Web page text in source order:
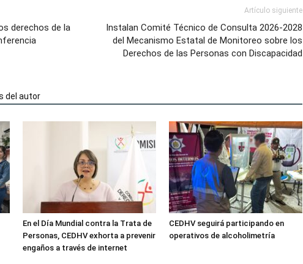
derechos de la
Artículo siguiente
Instalan Comité Técnico de Consulta 2026-2028
del Mecanismo Estatal de Monitoreo sobre los
Derechos de las Personas con Discapacidad
del autor
En el Día Mundial contra la Trata de
Personas, CEDHV exhorta a prevenir
engaños a través de internet
CEDHV seguirá participando en
operativos de alcoholimetría